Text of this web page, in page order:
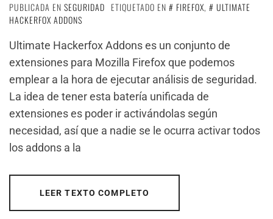
PUBLICADA EN SEGURIDAD ETIQUETADO EN FIREFOX,
ULTIMATE
HACKERFOX ADDONS
Ultimate Hackerfox Addons es un conjunto de
extensiones para Mozilla Firefox que podemos
emplear a la hora de ejecutar análisis de seguridad.
La idea de tener esta batería unificada de
extensiones es poder ir activándolas según
necesidad, así que a nadie se le ocurra activar todos
los addons a la
LEER TEXTO COMPLETO